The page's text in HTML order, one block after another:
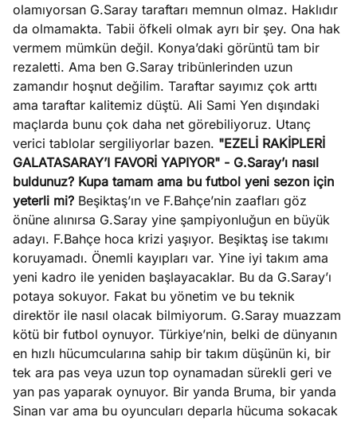
olamıyorsan G.Saray taraftarı memnun olmaz. Haklıdır
da olmamakta. Tabii öfkeli olmak ayrı bir şey. Ona hak
vermem mümkün değil. Konya’daki görüntü tam bir
rezaletti. Ama ben G.Saray tribünlerinden uzun
zamandır hoşnut değilim. Taraftar sayımız çok arttı
ama taraftar kalitemiz düştü. Ali Sami Yen dışındaki
maçlarda bunu çok daha net görebiliyoruz. Utanç
verici tablolar sergiliyorlar bazen. "EZELİ RAKİPLERİ
GALATASARAY’I FAVORİ YAPIYOR" - G.Saray’ı nasıl
buldunuz? Kupa tamam ama bu futbol yeni sezon için
yeterli mi? Beşiktaş’ın ve F.Bahçe’nin zaafları göz
önüne alınırsa G.Saray yine şampiyonluğun en büyük
adayı. F.Bahçe hoca krizi yaşıyor. Beşiktaş ise takımı
koruyamadı. Önemli kayıpları var. Yine iyi takım ama
yeni kadro ile yeniden başlayacaklar. Bu da G.Saray’ı
potaya sokuyor. Fakat bu yönetim ve bu teknik
direktör ile nasıl olacak bilmiyorum. G.Saray muazzam
kötü bir futbol oynuyor. Türkiye’nin, belki de dünyanın
en hızlı hücumcularına sahip bir takım düşünün ki, bir
tek ara pas veya uzun top oynamadan sürekli geri ve
yan pas yaparak oynuyor. Bir yanda Bruma, bir yanda
Sinan var ama bu oyuncuları deparla hücuma sokacak